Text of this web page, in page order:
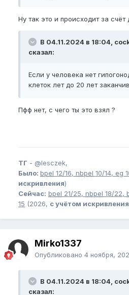
Ну так это и происходит за счёт
В 04.11.2024 в 18:04,
сказал:
Если у человека нет
клеток лет до 20 лет
Пфф нет, с чего ты это взял ?
ТГ - @lesczek,
Было: bpel 12/16, nbpel 10/14, eg
искривления)
Сейчас: bpel 21/25, nbpel 18/22,
15 (2026, с учётом искривления
Mirko1337
Опубликовано 4 ноября,
В 04.11.2024 в 18:04,
сказал: